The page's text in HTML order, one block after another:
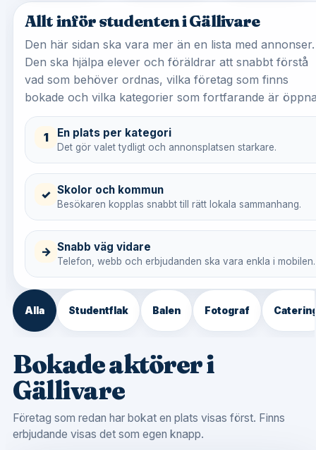
Allt inför studenten i Gällivare
Den här sidan ska vara mer än en lista med annonser.
Den ska hjälpa elever och föräldrar att snabbt förstå
vad som behöver ordnas, vilka företag som finns
bokade och vilka kategorier som fortfarande är
1 En plats per kategori
Det gör valet tydligt och annonsplatsen starkare.
✓ Skolor och kommun
Besökaren kopplas snabbt till rätt lokala sammanhang.
→ Snabb väg vidare
Telefon, webb och erbjudanden ska vara enkla i mobilen.
Alla Studentflak Balen Fotograf
Bokade aktörer i
Gällivare
Företag som redan har bokat en plats visas först. Finns
erbjudande visas det som egen knapp.